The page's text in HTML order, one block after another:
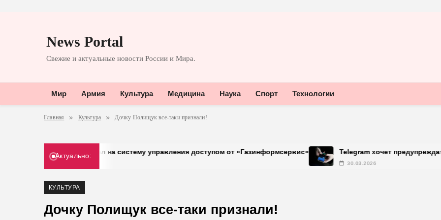
News Portal
Свежие и актуальные новости России и Мира.
Мир Армия Культура Медицина Наука Спорт Технологии
Главная Культура Дочку Полищук все-таки признали!
Актуально:
на систему управления доступом от «Газинформсервис» Telegram хочет предупреждать об использовании
КУЛЬТУРА
Дочку Полищук все-таки признали!